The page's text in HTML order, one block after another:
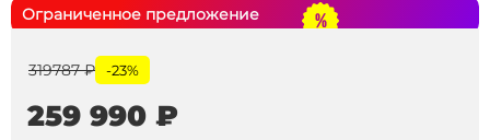
Ограниченное предложение
319787 ₽ -23%
259 990 ₽